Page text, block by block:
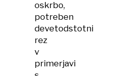
oskrbo,
potreben
devetodstotni
rez
v
primerjavi